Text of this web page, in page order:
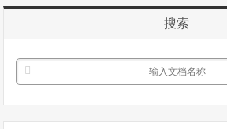
过，也正是这二
与期待交织...
搜索